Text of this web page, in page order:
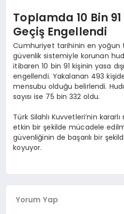
Toplamda 10 Bin 91
Geçiş Engellendi
Cumhuriyet tarihinin en yoğun
güvenlik sistemiyle korunan
itibaren 10 bin 91 kişinin yasa
engellendi. Yakalanan 493
mensubu olduğu belirlendi.
sayısı ise 75 bin 332 oldu.
Türk Silahlı Kuvvetleri’nin
etkin bir şekilde mücadele
güvenliğinin de başarılı bir
koyuyor.
Yorum Yap